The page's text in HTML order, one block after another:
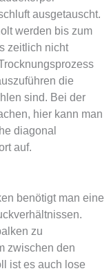
ausgetauscht.
werden bis zum
zeitlich nicht
die
sind. Bei der
hier kann man
diagonal
auf.
benötigt man eine
zu
zwischen den
ist es auch lose